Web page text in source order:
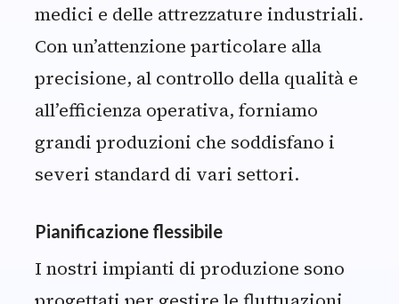
medici e delle attrezzature industriali.
Con un’attenzione particolare alla
precisione, al controllo della qualità e
all’efficienza operativa, forniamo
grandi produzioni che soddisfano i
severi standard di vari settori.
Pianificazione flessibile
I nostri impianti di produzione sono